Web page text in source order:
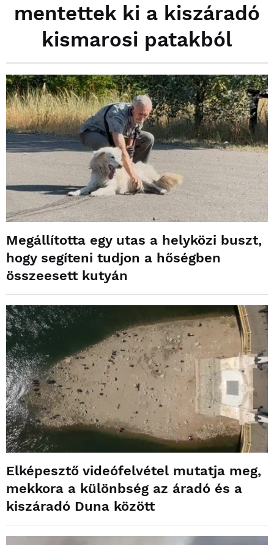
mentettek ki a kiszáradó
kismarosi patakból
Megállította egy utas a helyközi buszt,
hogy segíteni tudjon a hőségben
összeesett kutyán
Elképesztő videófelvétel mutatja meg,
mekkora a különbség az áradó és a
kiszáradó Duna között